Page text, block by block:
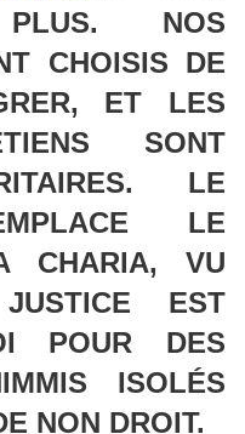
NOS
CHOISIS DE
ET LES
SONT
LE
LE
CHARIA, VU
EST
POUR DES
ISOLÉS
NON DROIT.